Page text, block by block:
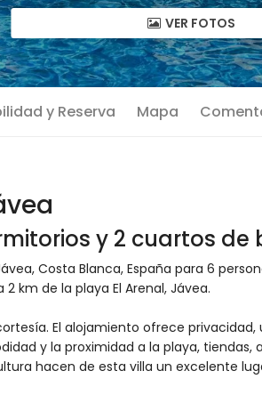
VER FOTOS
y Reserva Mapa
y 2 cuartos de
Costa Blanca, España para 6
km de la playa El Arenal, Jávea.
El alojamiento ofrece privacidad,
y la proximidad a la playa, tiendas,
hacen de esta villa un excelente